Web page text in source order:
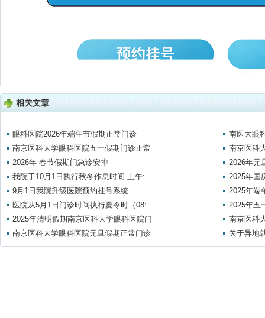
相关文章
眼科医院2026年端午节假期正常门诊
南医大眼
南京医科大学眼科医院五一假期门诊正常
南京医科
2026年 春节假期门急诊安排
2026年元
我院于10月1日执行秋冬作息时间 上午:
2025年国
9月1日我院升级医院预约挂号系统
2025年端
医院从5月1日门诊时间执行夏令时（08:
2025年五
2025年清明假期南京医科大学眼科医院门
南京医科
南京医科大学眼科医院元旦假期正常门诊
关于异地